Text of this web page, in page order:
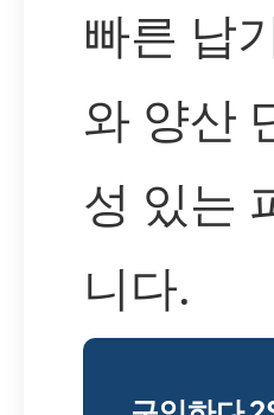
빠른 납
와 양산
성 있는
니다.